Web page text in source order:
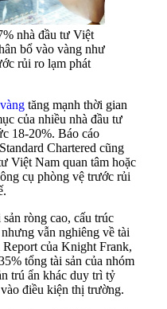
nhà đầu tư Việt
bổ vào vàng như
rủi ro lạm phát
tăng mạnh thời gian
của nhiều nhà đầu tư
18-20%. Báo cáo
Chartered cũng
Việt Nam quan tâm hoặc
cụ phòng vệ trước rủi
ròng cao, cấu trúc
vẫn nghiêng về tài
của Knight Frank,
tổng tài sản của nhóm
trú ẩn khác duy trì tỷ
điều kiện thị trường.